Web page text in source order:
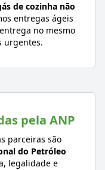
de cozinha não
entregas ágeis
no mesmo
urgentes.
pela ANP
parceiras são
do Petróleo
legalidade e